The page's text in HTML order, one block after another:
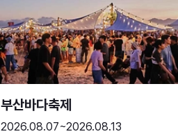
부산바다축제
2026.08.07~2026.08.13